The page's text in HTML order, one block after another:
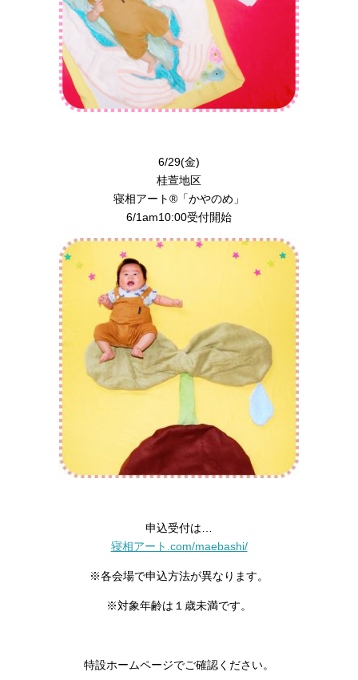
6/29(金)
桂萱地区
寝相アート®︎「かやのめ」
6/1am10:00受付開始
申込受付は…
寝相アート.com/maebashi/
※各会場で申込方法が異なります。
※対象年齢は１歳未満です。
特設ホームページでご確認ください。